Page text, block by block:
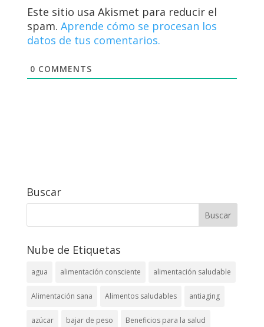
Este sitio usa Akismet para reducir el
spam. Aprende cómo se procesan los
datos de tus comentarios.
0 COMMENTS
Buscar
Nube de Etiquetas
agua alimentación consciente alimentación saludable
Alimentación sana Alimentos saludables antiaging
azúcar bajar de peso Beneficios para la salud